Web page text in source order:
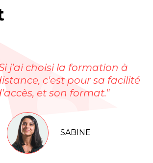
j'ai choisi la formation à
c'est pour sa facilité
et son format."
SABINE